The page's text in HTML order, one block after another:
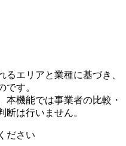
エリアと業種に基づき、
です。
本機能では事業者の比較・
は行いません。
ださい